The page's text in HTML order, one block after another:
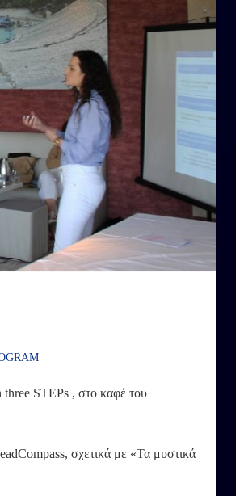
STEPs , στο καφέ του
σχετικά με «Τα μυστικά